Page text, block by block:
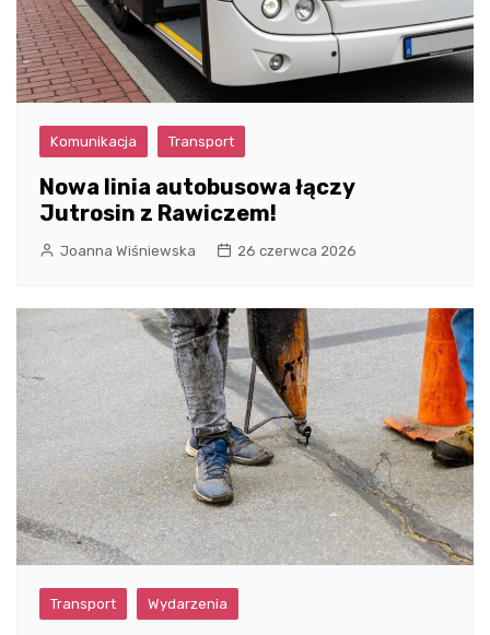
Komunikacja Transport
Nowa linia autobusowa łączy
Jutrosin z Rawiczem!
Joanna Wiśniewska 26 czerwca 2026
Transport Wydarzenia